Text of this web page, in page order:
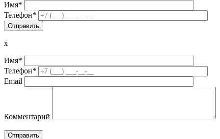
Имя*
Телефон*
x
Имя*
Телефон*
Email
Комментарий